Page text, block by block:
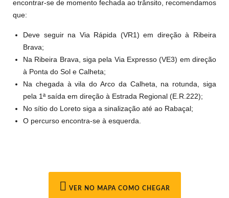
encontrar-se de momento fechada ao trânsito, recomendamos
que:
Deve seguir na Via Rápida (VR1) em direção à Ribeira
Brava;
Na Ribeira Brava, siga pela Via Expresso (VE3) em direção
à Ponta do Sol e Calheta;
Na chegada à vila do Arco da Calheta, na rotunda, siga
pela 1ª saída em direção à Estrada Regional (E.R.222);
No sítio do Loreto siga a sinalização até ao Rabaçal;
O percurso encontra-se à esquerda.
VER NO MAPA COMO CHEGAR